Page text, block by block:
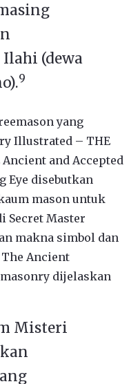
Ilahi (dewa
9
yang
Illustrated – THE
Ancient and Accepted
Eye disebutkan
mason untuk
Secret Master
makna simbol dan
The Ancient
dijelaskan
Misteri